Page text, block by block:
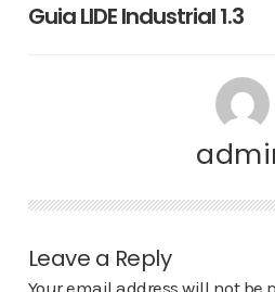
Guia LIDE Industrial 1.3
Leave a Reply
Your email address will not be